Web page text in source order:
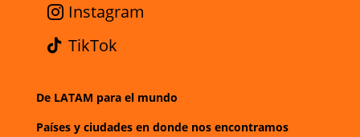
Instagram
TikTok
De LATAM para el mundo
Países y ciudades en donde nos encontramos